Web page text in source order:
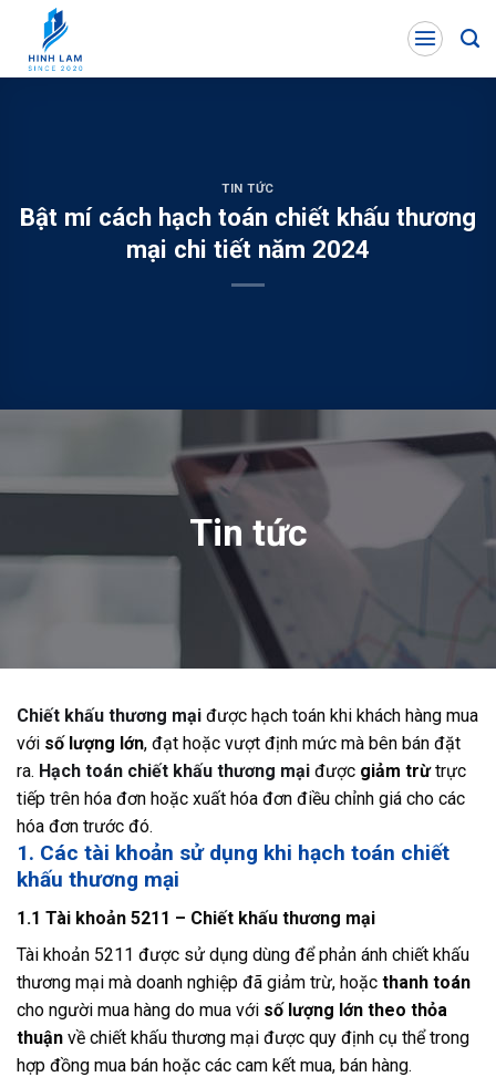
content
TIN TỨC
Bật mí cách hạch toán chiết khấu thương
mại chi tiết năm 2024
Tin tức
Chiết khấu thương mại được hạch toán khi khách hàng mua
với số lượng lớn, đạt hoặc vượt định mức mà bên bán đặt
ra. Hạch toán chiết khấu thương mại được giảm trừtrực
tiếp trên hóa đơn hoặc xuất hóa đơn điều chỉnh giá cho các
hóa đơn trước đó.
1. Các tài khoản sử dụng khi hạch toán chiết
khấu thương mại
1.1 Tài khoản 5211 – Chiết khấu thương mại
Tài khoản 5211 được sử dụng dùng để phản ánh chiết khấu
thương mại mà doanh nghiệp đã giảm trừ, hoặc thanh toán
cho người mua hàng do mua với số lượng lớn theo thỏa
thuận về chiết khấu thương mại được quy định cụ thể trong
hợp đồng mua bán hoặc các cam kết mua, bán hàng.